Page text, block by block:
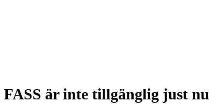
FASS är inte tillgänglig just nu